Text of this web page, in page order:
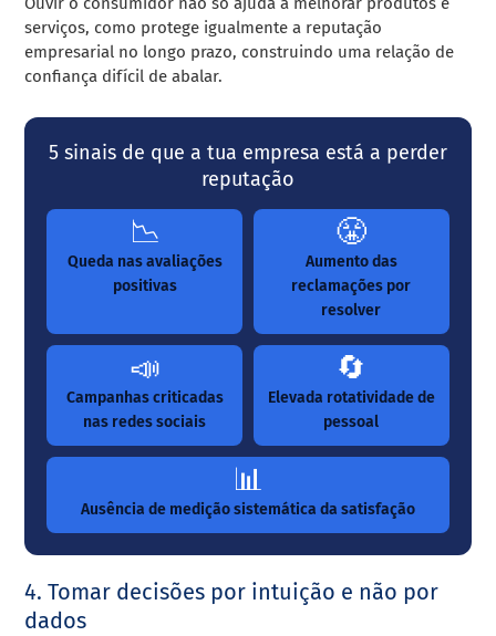
serviços, como protege igualmente a reputação
empresarial no longo prazo, construindo uma relação de
confiança difícil de abalar.
5 sinais de que a tua empresa está a perder
reputação
📉
Queda nas avaliações
positivas
😤
Aumento das
reclamações por
resolver
📣
Campanhas criticadas
nas redes sociais
🔄
Elevada rotatividade de
pessoal
📊
Ausência de medição sistemática da satisfação
4. Tomar decisões por intuição e não por
dados